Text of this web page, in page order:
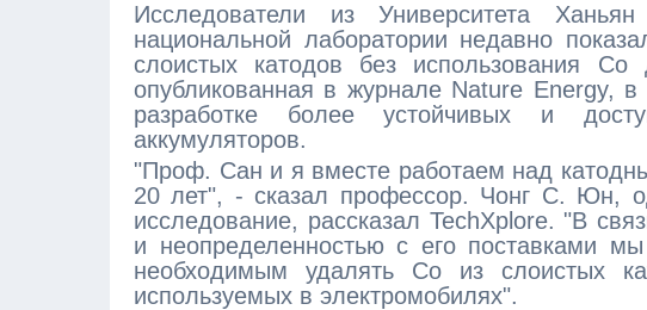
Исследователи из Университета
национальной лаборатории недавно
слоистых катодов без использования Co
опубликованная в журнале Nature Energy, в
разработке более устойчивых и
аккумуляторов.
"Проф. Сан и я вместе работаем над
20 лет", - сказал профессор. Чонг С. Юн,
исследование, рассказал TechXplore. "В
и неопределенностью с его поставками
необходимым удалять Co из слоистых
используемых в электромобилях".